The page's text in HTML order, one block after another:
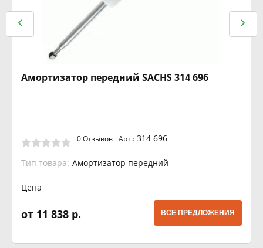
Амортизатор передний SACHS 314 696
0 Отзывов Арт.: 314 696
Тип товара: Амортизатор передний
Цена
от 11 838 р. ВСЕ ПРЕДЛОЖЕНИЯ